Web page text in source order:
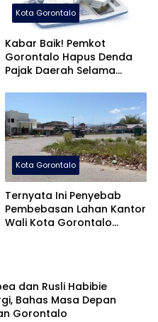
Kota Gorontalo
Kabar Baik! Pemkot
Gorontalo Hapus Denda
Pajak Daerah Selama
Kota Gorontalo
Ternyata Ini Penyebab
Pembebasan Lahan Kantor
Wali Kota Gorontalo
dan Rusli Habibie
Bahas Masa Depan
Gorontalo